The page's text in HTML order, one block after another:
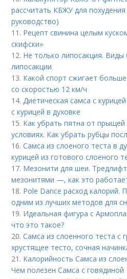
рассчитать КБЖУ для
руководство)
11. Рецепт свинина целым
скифски»
12. Не только липосакция. Виды
липосакции
13. Какой спорт сжигает
со скоростью 12 км/ч
14.Диетическая самса с
с курицей в духовке
15. Как убрать пятна от
условиях. Как убрать рубцы
16.Самса из слоеного теста в
курицей из готового слоеного
17. Мезонити для шеи.
мезонитями —, как это
18. Pole Dance расход калорий.
одним из лучших методов для
19. Идеальная фигура с
что это такое?
20.Самса из слоенного теста с
хрустящее тесто, сочная
21. Калорийность Самса из
Чем полезен Самса с говядиной